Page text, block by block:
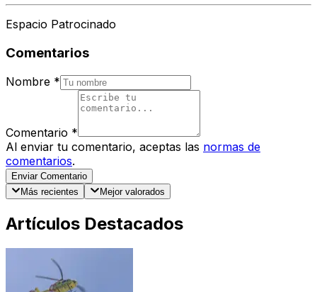
Espacio Patrocinado
Comentarios
Nombre *
Comentario *
Al enviar tu comentario, aceptas las normas de
comentarios.
Enviar Comentario
Más recientes
Mejor valorados
Artículos Destacados